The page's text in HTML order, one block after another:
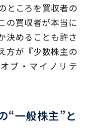
ところを買収者の
の買収者が本当に
決めることも許さ
方が『少数株主の
ブ・マイノリテ
“一般株主”と